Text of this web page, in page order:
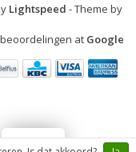
Lightspeed - Theme by
at Google